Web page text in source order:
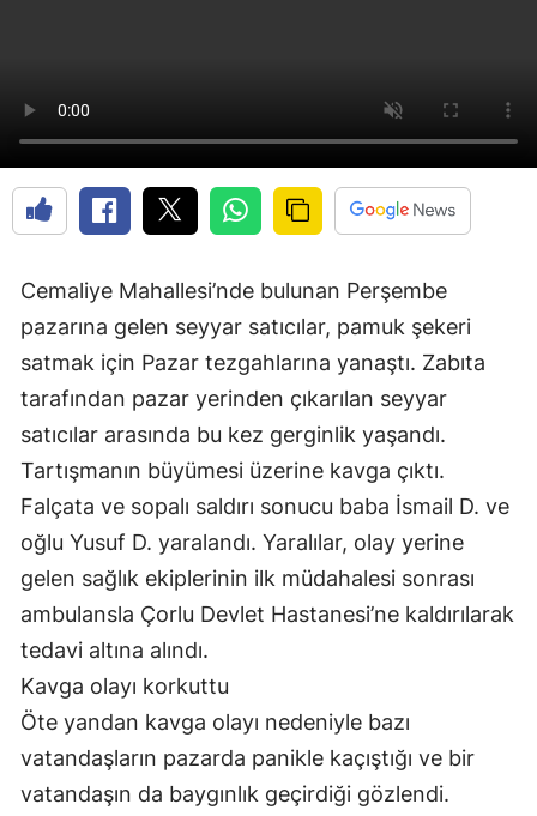
Cemaliye Mahallesi’nde bulunan Perşembe
pazarına gelen seyyar satıcılar, pamuk şekeri
satmak için Pazar tezgahlarına yanaştı. Zabıta
tarafından pazar yerinden çıkarılan seyyar
satıcılar arasında bu kez gerginlik yaşandı.
Tartışmanın büyümesi üzerine kavga çıktı.
Falçata ve sopalı saldırı sonucu baba İsmail D. ve
oğlu Yusuf D. yaralandı. Yaralılar, olay yerine
gelen sağlık ekiplerinin ilk müdahalesi sonrası
ambulansla Çorlu Devlet Hastanesi’ne kaldırılarak
tedavi altına alındı.
Kavga olayı korkuttu
Öte yandan kavga olayı nedeniyle bazı
vatandaşların pazarda panikle kaçıştığı ve bir
vatandaşın da baygınlık geçirdiği gözlendi.